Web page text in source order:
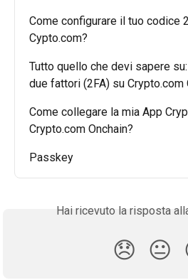
Come configurare il tuo codice
Cypto.com?
Tutto quello che devi sapere
due fattori (2FA) su Crypto.com
Come collegare la mia App
Crypto.com Onchain?
Passkey
Hai ricevuto la risposta
😞 😐